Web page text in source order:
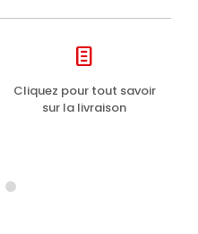
Cliquez pour tout savoir
sur la livraison